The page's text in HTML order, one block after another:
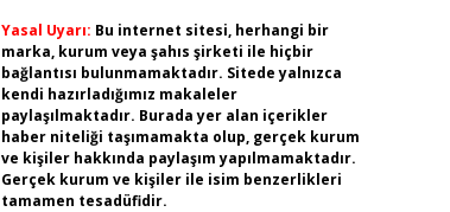
Yasal Uyarı: Bu internet sitesi, herhangi bir
marka, kurum veya şahıs şirketi ile hiçbir
bağlantısı bulunmamaktadır. Sitede yalnızca
kendi hazırladığımız makaleler
paylaşılmaktadır. Burada yer alan içerikler
haber niteliği taşımamakta olup, gerçek kurum
ve kişiler hakkında paylaşım yapılmamaktadır.
Gerçek kurum ve kişiler ile isim benzerlikleri
tamamen tesadüfidir.